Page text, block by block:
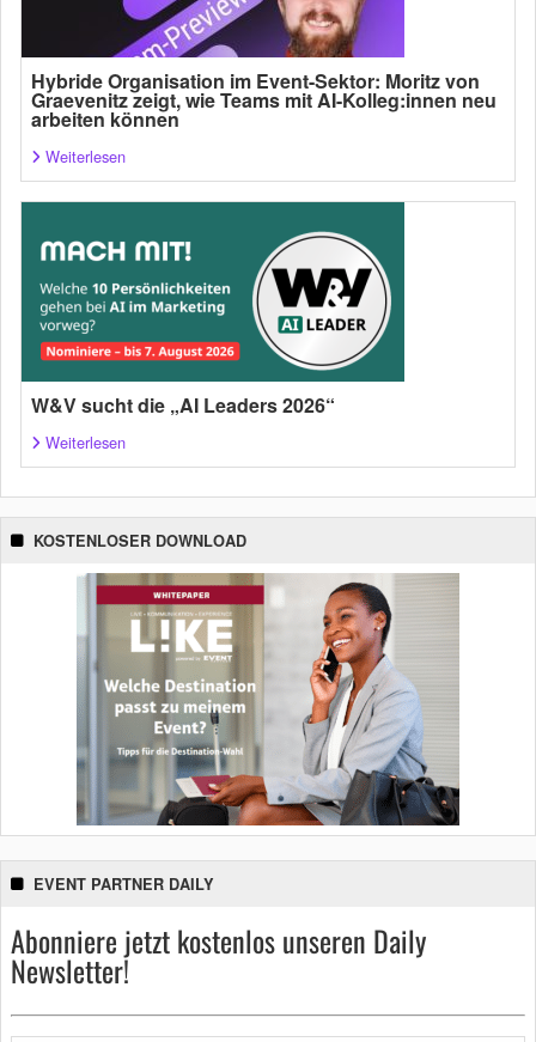
Hybride Organisation im Event-Sektor: Moritz von
Graevenitz zeigt, wie Teams mit AI-Kolleg:innen neu
arbeiten können
Weiterlesen
W&V sucht die „AI Leaders 2026“
Weiterlesen
KOSTENLOSER DOWNLOAD
EVENT PARTNER DAILY
Abonniere jetzt kostenlos unseren Daily
Newsletter!